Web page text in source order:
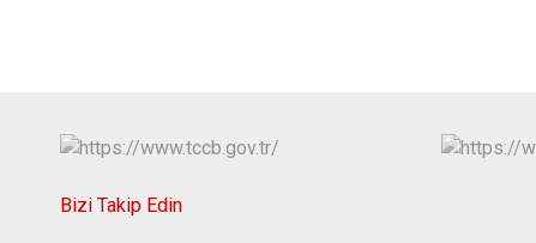
Bizi Takip Edin